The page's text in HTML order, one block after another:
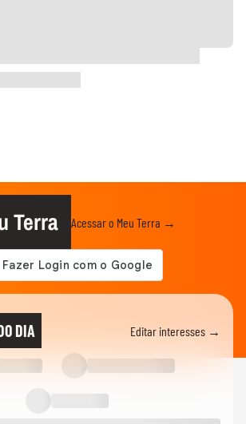
Terra Acessar o Meu Terra →
DIA Editar interesses →